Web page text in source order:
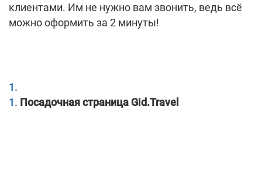
клиентами. Им не нужно вам звонить, ведь всё
можно оформить за 2 минуты!
Посадочная страница Gid.Travel